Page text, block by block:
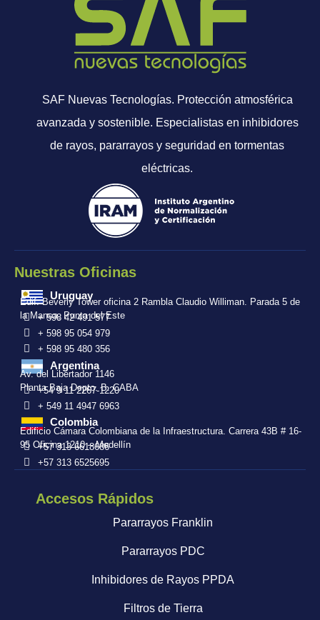
SAF Nuevas Tecnologías. Protección atmosférica
avanzada y sostenible. Especialistas en inhibidores
de rayos, pararrayos y seguridad en tormentas
eléctricas.
Nuestras Oficinas
Uruguay
Edif. Beverly Tower oficina 2 Rambla Claudio Williman. Parada 5 de
la Mansa, Punta del Este
+ 598 42 491 577
+ 598 95 054 979
+ 598 95 480 356
Argentina
Av. del Libertador 1146
Planta Baja Depto. B. CABA
+54 9 11 2267-1220
+ 549 11 4947 6963
Colombia
Edificio Cámara Colombiana de la Infraestructura. Carrera 43B # 16-
95 Oficina 1210 – Medellín
+57 313 6618686
+57 313 6525695
Accesos Rápidos
Pararrayos Franklin
Pararrayos PDC
Inhibidores de Rayos PPDA
Filtros de Tierra